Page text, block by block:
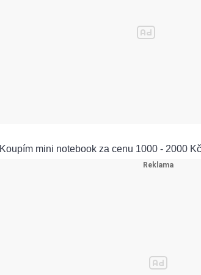
Koupím mini notebook za cenu 1000 - 2000